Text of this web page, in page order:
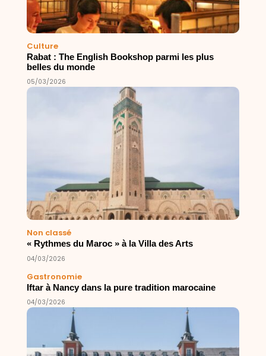
Culture
Rabat : The English Bookshop parmi les plus
belles du monde
05/03/2026
Non classé
« Rythmes du Maroc » à la Villa des Arts
04/03/2026
Gastronomie
Iftar à Nancy dans la pure tradition marocaine
04/03/2026